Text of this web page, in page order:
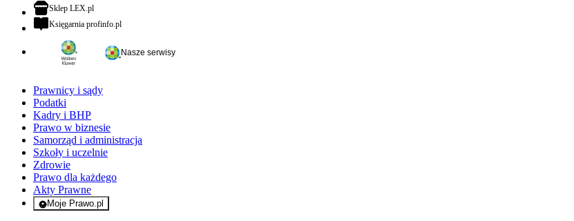
Sklep LEX.plotwiera się w nowej karcie
Księgarnia profinfo.plotwiera się w nowej karcie
Nasze serwisy
Prawnicy i sądy
Podatki
Kadry i BHP
Prawo w biznesie
Samorząd i administracja
Szkoły i uczelnie
Zdrowie
Prawo dla każdego
Akty Prawne
Moje Prawo.pl
- rejestracja i logowanie do serwisu